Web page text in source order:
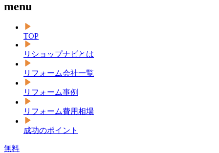
menu
TOP
リショップナビとは
リフォーム会社一覧
リフォーム事例
リフォーム費用相場
成功のポイント
無料